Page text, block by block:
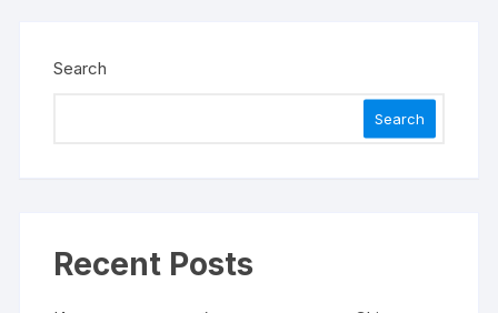
Search
Search
Recent Posts